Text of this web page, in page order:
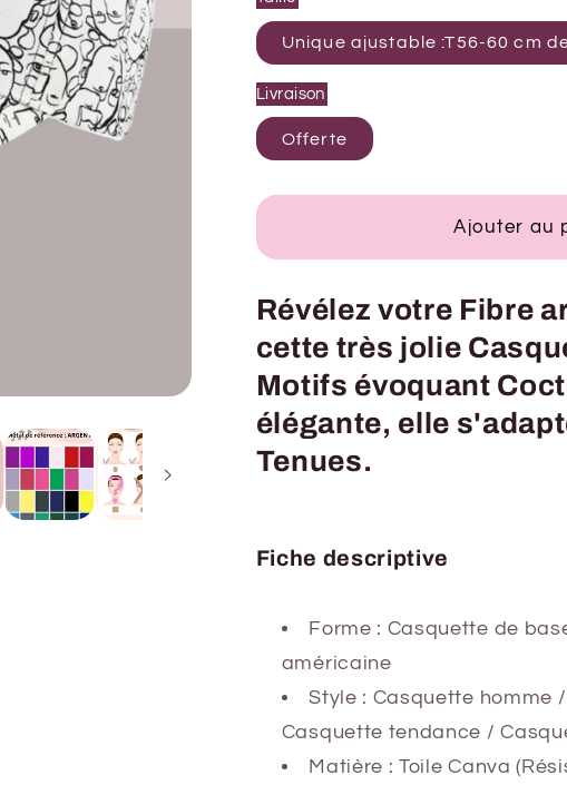
Unique ajustable
Livraison
Offerte
Ajouter au
Révélez votre Fibre
cette très jolie
Motifs évoquant
élégante, elle
Tenues.
Fiche descriptive
Forme : Casquette de
américaine
Style : Casquette homme
Casquette tendance /
Matière : Toile Canva